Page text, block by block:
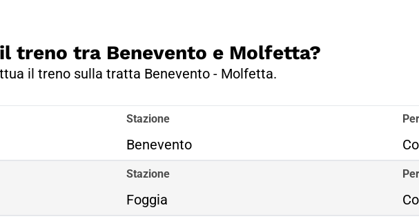
treno tra Benevento e Molfetta?
il treno sulla tratta Benevento - Molfetta.
Stazione
Benevento
Stazione
Foggia